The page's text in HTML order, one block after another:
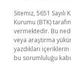
Sitemiz, 5651
Kurumu (BTK)
vermektedir. Bu
veya araştırma
yazdıkları
bu sorumluluğu